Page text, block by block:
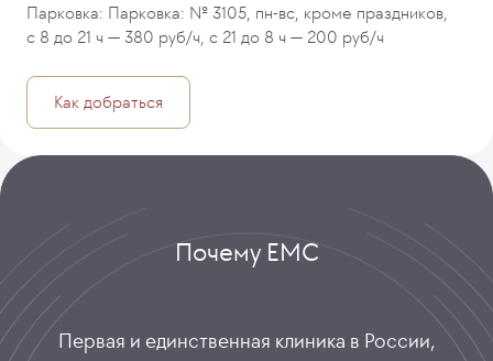
Парковка: Парковка: № 3105, пн-вс, кроме праздников,
с 8 до 21 ч — 380 руб/ч, с 21 до 8 ч — 200 руб/ч
Как добраться
Почему ЕМС
Первая и единственная клиника в России,